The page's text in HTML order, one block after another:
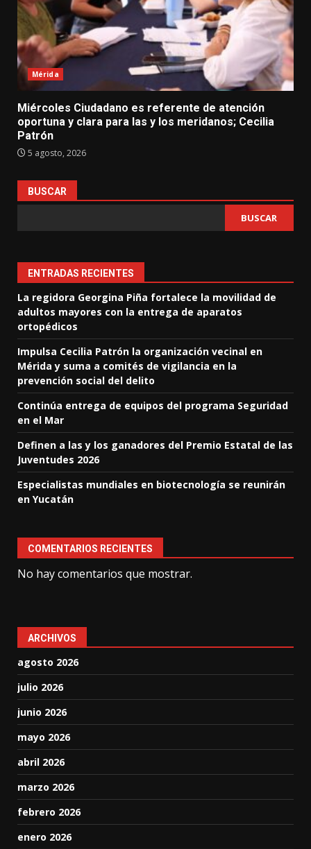
Mérida
Miércoles Ciudadano es referente de atención
oportuna y clara para las y los meridanos; Cecilia
Patrón
5 agosto, 2026
BUSCAR
BUSCAR
ENTRADAS RECIENTES
La regidora Georgina Piña fortalece la movilidad de
adultos mayores con la entrega de aparatos
ortopédicos
Impulsa Cecilia Patrón la organización vecinal en
Mérida y suma a comités de vigilancia en la
prevención social del delito
Continúa entrega de equipos del programa Seguridad
en el Mar
Definen a las y los ganadores del Premio Estatal de las
Juventudes 2026
Especialistas mundiales en biotecnología se reunirán
en Yucatán
COMENTARIOS RECIENTES
No hay comentarios que mostrar.
ARCHIVOS
agosto 2026
julio 2026
junio 2026
mayo 2026
abril 2026
marzo 2026
febrero 2026
enero 2026